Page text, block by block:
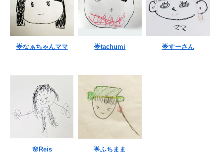
🌟なぁちゃんママ 🌟tachumi 🌟すーさん
🌸Reis 🌟ふちまま